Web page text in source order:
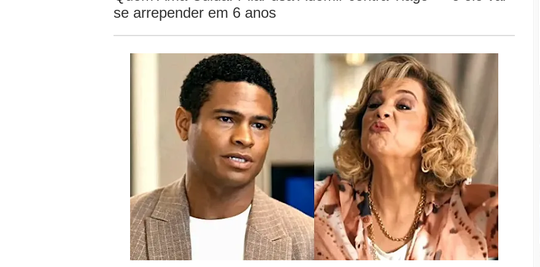
se arrepender em 6 anos